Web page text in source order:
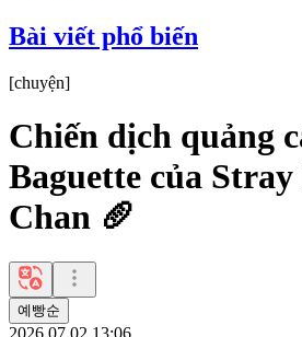
Bài viết phổ biến
[chuyện]
Chiến dịch quảng
Baguette của
Chan 🥖
예빵순
2026.07.02 13:06